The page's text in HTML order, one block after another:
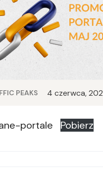
PEAKS 4 czerwca,
portale Pobierz